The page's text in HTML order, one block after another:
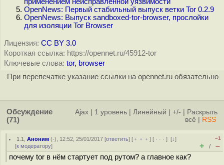
OpenNews: Первый стабильный выпуск ветки Tor 0.2.9
OpenNews: Выпуск sandboxed-tor-browser, прослойки
для изоляции Tor Browser
Лицензия: CC BY 3.0
Короткая ссылка: https://opennet.ru/45912-tor
Ключевые слова: tor, browser
При перепечатке указание ссылки на opennet.ru обязательно
Обсуждение
(71)
Ajax 1 уровень Линейный +/-
Раскрыть
всё
RSS
1.1 ,Аноним (-), 12:52, 25/01/2017 [ответить] [ ﹢﹢﹢] [ · · ·][↓]
[к модератору]
–1
+ / –
почему tor в нём стартует под рутом? а главное как?